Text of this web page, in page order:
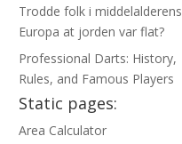
Trodde folk i middelalderens
Europa at jorden var flat?
Professional Darts: History,
Rules, and Famous Players
Static pages:
Area Calculator